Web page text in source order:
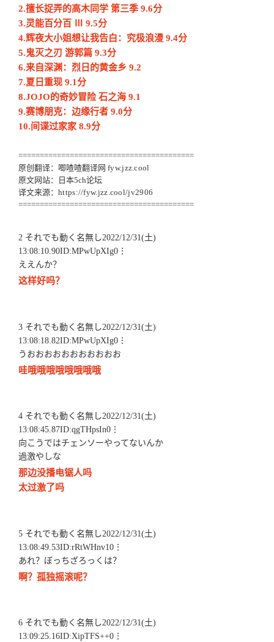
2.擅长捉弄的高木同学 第三季 9.6分
3.灵能百分百 Ⅲ 9.5分
4.辉夜大小姐想让我告白：究极浪漫 9.4分
5.鬼灭之刃 游郭篇 9.3分
6.来自深渊：烈日的黄金乡 9.2
7.夏日重现 9.1分
8.JOJO的奇妙冒险 石之海 9.1
9.赛博朋克：边缘行者 9.0分
10.间谍过家家 8.9分
=========================================
原创翻译：唧喳喳翻译网 fyw.jzz.cool
原文网站：日本5ch论坛
译文来源： https://fyw.jzz.cool/jv2906
=========================================
2 それでも動く名無し2022/12/31(土)
13:08:10.90ID:MPwUpXIg0⋮
ええんか？
这样好吗？
3 それでも動く名無し2022/12/31(土)
13:08:18.82ID:MPwUpXIg0⋮
うおおおおおおおおおおお
哇哦哦哦哦哦哦哦哦
4 それでも動く名無し2022/12/31(土)
13:08:45.87ID:qgTHpsIn0⋮
向こうではチェンソーやってないんか
過激やしな
那边没播电锯人吗
太过激了吗
5 それでも動く名無し2022/12/31(土)
13:08:49.53ID:rRtWHnv10⋮
あれ？ぼっちざろっくは？
啊？孤独摇滚呢？
6 それでも動く名無し2022/12/31(土)
13:09:25.16ID:XipTFS++0⋮